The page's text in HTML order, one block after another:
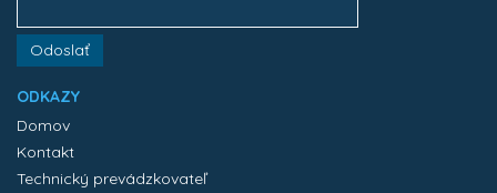
Odoslať
ODKAZY
Domov
Kontakt
Technický prevádzkovateľ